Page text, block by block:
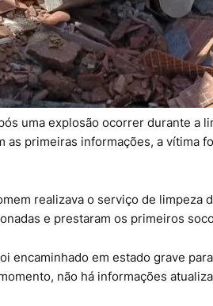
uma explosão ocorrer durante a
as primeiras informações, a vítima
realizava o serviço de limpeza
e prestaram os primeiros
encaminhado em estado grave
não há informações